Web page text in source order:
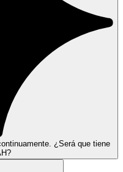
¿Será que tiene